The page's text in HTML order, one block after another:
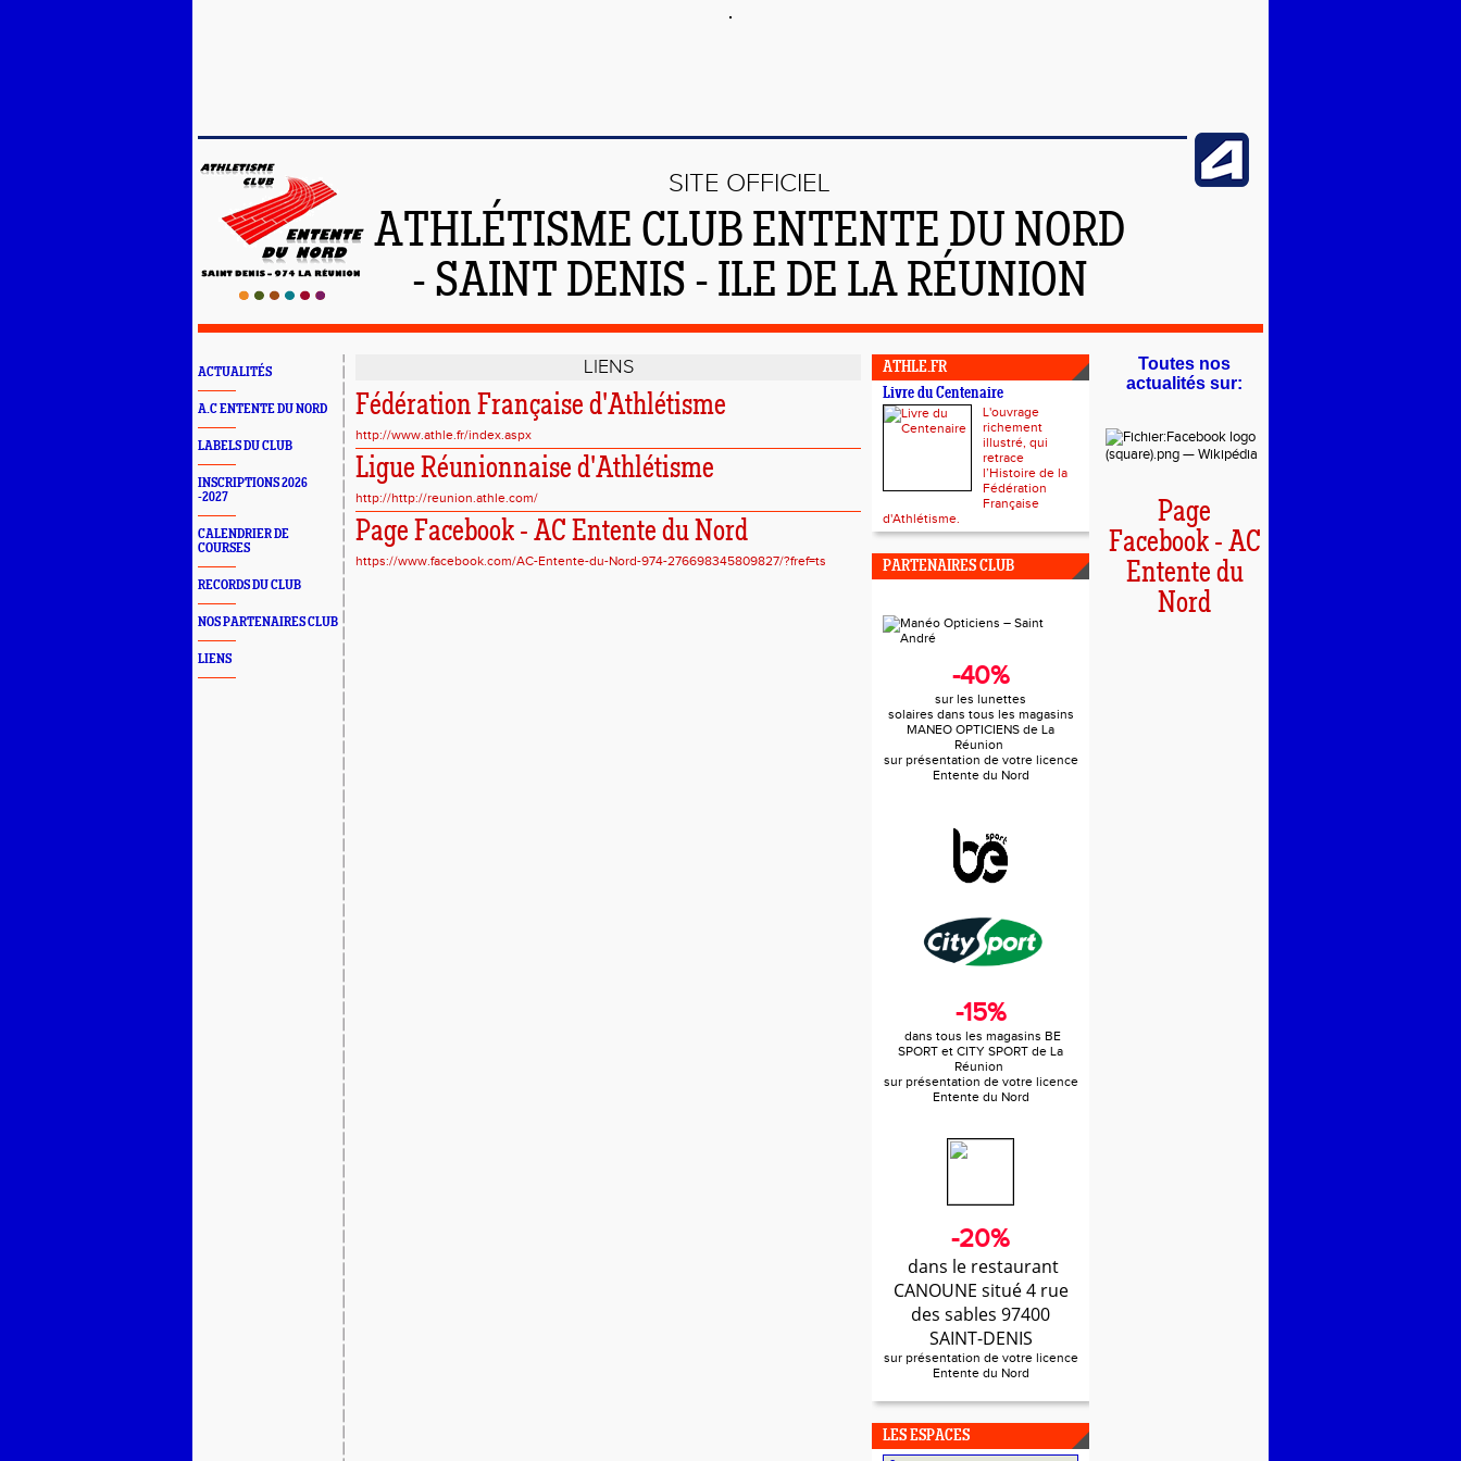
SITE OFFICIEL
ATHLÉTISME CLUB ENTENTE DU NORD
- SAINT DENIS - ILE DE LA RÉUNION
ACTUALITÉS
A.C ENTENTE DU NORD
LABELS DU CLUB
INSCRIPTIONS 2026
-2027
CALENDRIER DE
COURSES
RECORDS DU CLUB
NOS PARTENAIRES CLUB
LIENS
LIENS
Fédération Française d'Athlétisme
http://www.athle.fr/index.aspx
Ligue Réunionnaise d'Athlétisme
http://http://reunion.athle.com/
Page Facebook - AC Entente du Nord
https://www.facebook.com/AC-Entente-du-Nord-974-276698345809827/?fref=ts
ATHLE.FR
Livre du Centenaire
L'ouvrage
richement
illustré, qui
retrace
l’Histoire de la
Fédération
Française
d'Athlétisme.
PARTENAIRES CLUB
-40%
sur les lunettes
solaires dans tous les magasins
MANEO OPTICIENS de La
Réunion
sur présentation de votre licence
Entente du Nord
-15%
dans tous les magasins BE
SPORT et CITY SPORT de La
Réunion
sur présentation de votre licence
Entente du Nord
-20%
dans le restaurant
CANOUNE situé 4 rue
des sables 97400
SAINT-DENIS
sur présentation de votre licence
Entente du Nord
LES ESPACES
Toutes nos
actualités sur:
Page
Facebook - AC
Entente du
Nord